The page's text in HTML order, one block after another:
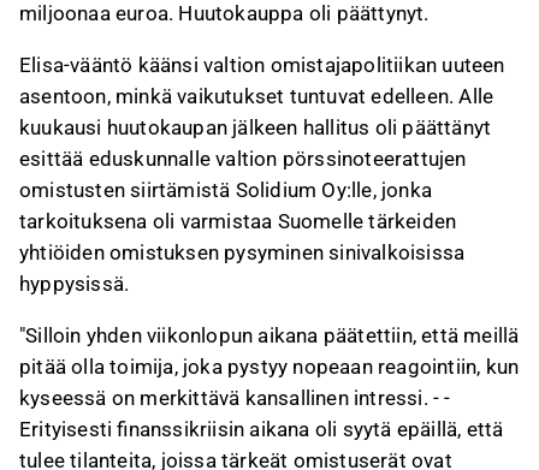
miljoonaa euroa. Huutokauppa oli päättynyt.
Elisa-vääntö käänsi valtion omistajapolitiikan uuteen
asentoon, minkä vaikutukset tuntuvat edelleen. Alle
kuukausi huutokaupan jälkeen hallitus oli päättänyt
esittää eduskunnalle valtion pörssinoteerattujen
omistusten siirtämistä Solidium Oy:lle, jonka
tarkoituksena oli varmistaa Suomelle tärkeiden
yhtiöiden omistuksen pysyminen sinivalkoisissa
hyppysissä.
"Silloin yhden viikonlopun aikana päätettiin, että meillä
pitää olla toimija, joka pystyy nopeaan reagointiin, kun
kyseessä on merkittävä kansallinen intressi. - -
Erityisesti finanssikriisin aikana oli syytä epäillä, että
tulee tilanteita, joissa tärkeät omistuserät ovat